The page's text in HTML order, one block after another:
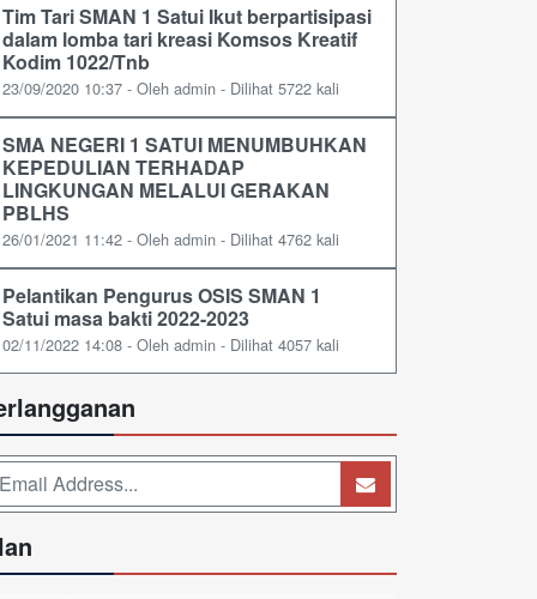
Tim Tari SMAN 1 Satui Ikut berpartisipasi
dalam lomba tari kreasi Komsos Kreatif
Kodim 1022/Tnb
23/09/2020 10:37 - Oleh admin - Dilihat 5722 kali
SMA NEGERI 1 SATUI MENUMBUHKAN
KEPEDULIAN TERHADAP
LINGKUNGAN MELALUI GERAKAN
PBLHS
26/01/2021 11:42 - Oleh admin - Dilihat 4762 kali
Pelantikan Pengurus OSIS SMAN 1
Satui masa bakti 2022-2023
02/11/2022 14:08 - Oleh admin - Dilihat 4057 kali